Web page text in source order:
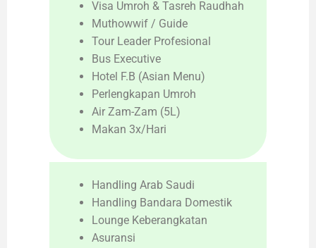
Visa Umroh & Tasreh Raudhah
Muthowwif / Guide
Tour Leader Profesional
Bus Executive
Hotel F.B (Asian Menu)
Perlengkapan Umroh
Air Zam-Zam (5L)
Makan 3x/Hari
Handling Arab Saudi
Handling Bandara Domestik
Lounge Keberangkatan
Asuransi